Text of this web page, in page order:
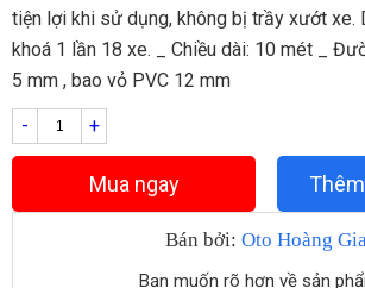
tiện lợi khi sử dụng, không bị trầy xướt xe.
khoá 1 lần 18 xe. _ Chiều dài: 10 mét _
5 mm , bao vỏ PVC 12 mm
-
+
Mua ngay
Bán bởi: Oto Hoàng
Bạn muốn rõ hơn về sản